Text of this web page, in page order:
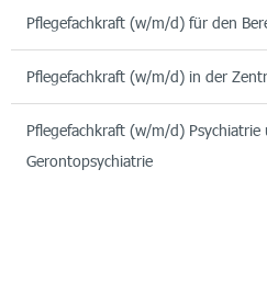
Pflegefachkraft (w/m/d) für den
Pflegefachkraft (w/m/d) in der
Pflegefachkraft (w/m/d)
Gerontopsychiatrie